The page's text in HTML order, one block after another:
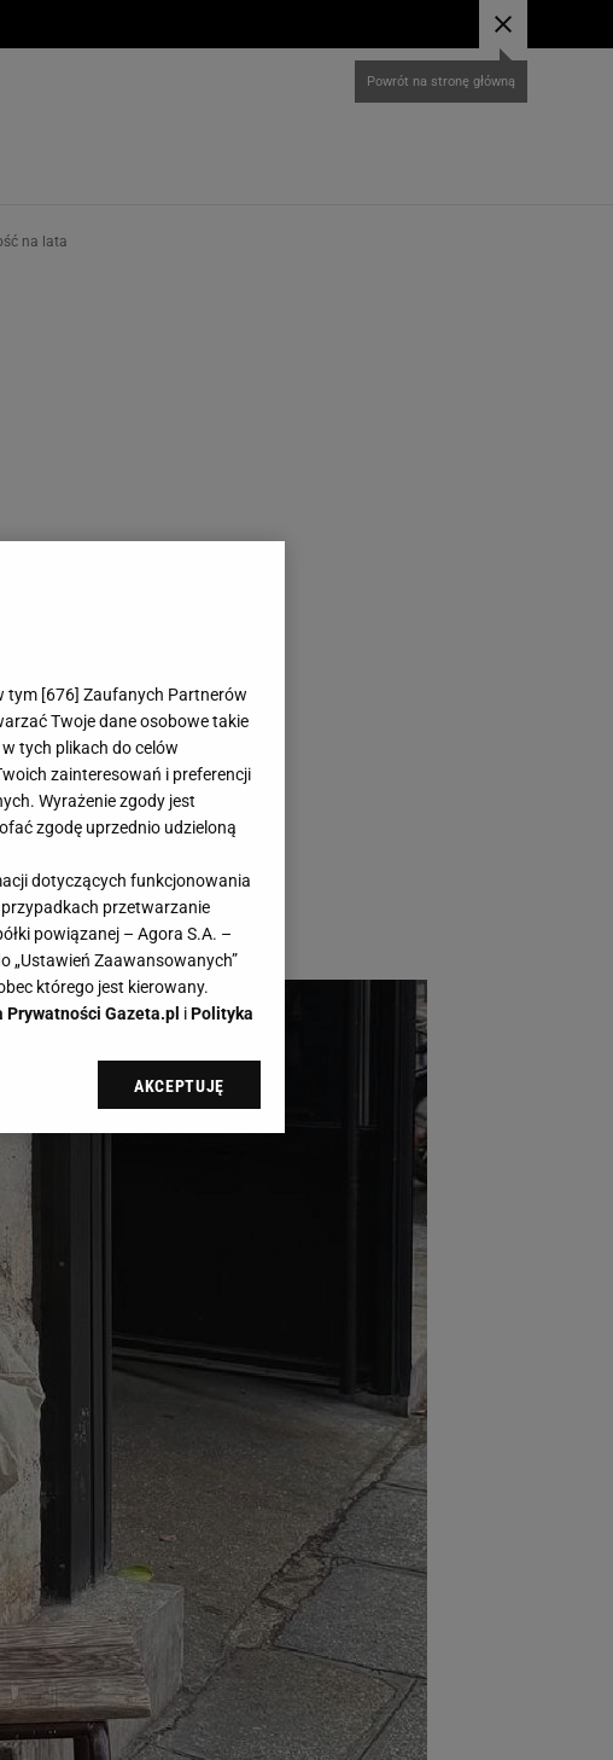
na lata
zimę.
Jeśli szukasz
4F będą świetnym
tym [676] Zaufanych Partnerów
Twoje dane osobowe takie
tych plikach do celów
zainteresowań i preferencji
Wyrażenie zgody jest
zgodę uprzednio udzieloną
dotyczących funkcjonowania
przypadkach przetwarzanie
powiązanej – Agora S.A. –
„Ustawień Zaawansowanych”
którego jest kierowany.
Prywatności Gazeta.pl iPolityka
Gazeta.pl sp. z o.o., jej
danych poprzez
Zmiana ustawień
celach:
do celów identyfikacji.
treści, pomiar reklam i treści,
AKCEPTUJĘ